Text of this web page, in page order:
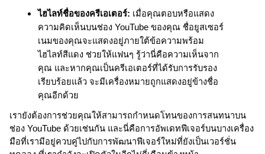
ไฮไลท์ชื่อของครีเอเตอร์: เมื่อคุณตอบหรือแสดง
ความคิดเห็นบนช่อง YouTube ของคุณ ชื่อยูสเซอร์
เนมของคุณจะแสดงอยู่ภายใต้ข้อความพร้อม
ไฮไลท์สีแดง ช่วยให้แฟนๆ รู้ว่านี่คือความเห็นจาก
คุณ และหากคุณเป็นครีเอเตอร์ที่ได้รับการรับรอง
เรียบร้อยแล้ว จะมีเครื่องหมายถูกแสดงอยู่ข้างชื่อ
คุณอีกด้วย
เรายังต้องการช่วยคุณให้สามารถกำหนดโทนของการสนทนาบน
ช่อง YouTube ด้วยเช่นกัน และนี่คือการอัพเดทฟีเจอร์บนบางเครื่อง
มือที่เรามีอยู่ควบคู่ไปกับการพัฒนาฟีเจอร์ใหม่ที่ยังเป็นเวอร์ชั่น